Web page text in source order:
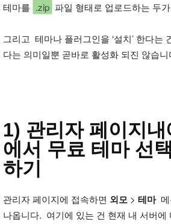
테마를 .zip 파일 형태로 업로드하는 두
그리고 테마나 플러그인을 ‘설치’ 한다는
다는 의미일뿐 곧바로 활성화 되진 않습니
1) 관리자 페이지
에서 무료 테마 선
하기
관리자 페이지에 접속하면 외모 > 테마메
나옵니다. 여기에 있는 건 현재 내 서버에